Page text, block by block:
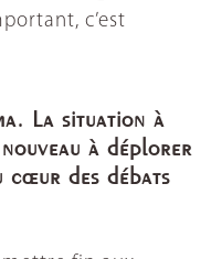
c’est
La situation à
nouveau à déplorer
cœur des débats